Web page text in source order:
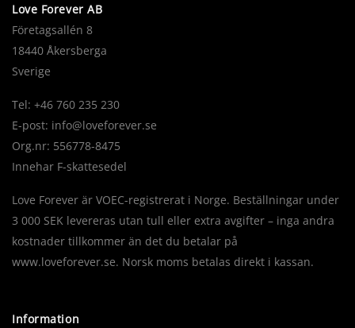
Love Forever AB
Företagsallén 8
18440 Åkersberga
Sverige
Tel: +46 760 235 230
E-post: info@loveforever.se
Org.nr: 556778-8475
Innehar F-skattesedel
Love Forever är VOEC-registrerat i Norge. Beställningar under
3 000 SEK levereras utan tull eller extra avgifter – inga andra
kostnader tillkommer än det du betalar på
www.loveforever.se. Norsk moms betalas direkt i kassan.
Information